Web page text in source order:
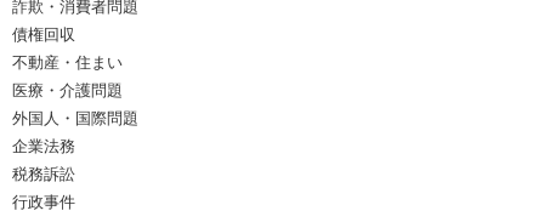
詐欺・消費者問題
債権回収
不動産・住まい
医療・介護問題
外国人・国際問題
企業法務
税務訴訟
行政事件